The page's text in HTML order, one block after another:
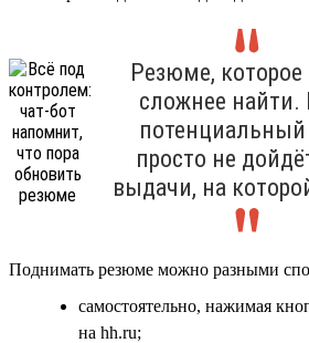
Резюме,
сложнее найти.
потенциальный
просто не
выдачи, на
Поднимать резюме можно разными
самостоятельно, нажимая
на hh.ru;